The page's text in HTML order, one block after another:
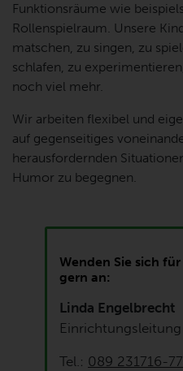
Funktionsräume wie
Rollenspielraum. Unsere
matschen, zu singen, zu
schlafen, zu
noch viel mehr.
Wir arbeiten flexibel und
auf gegenseitiges
herausfordernden
Humor zu begegnen.
Wenden Sie sich
gern an:
Linda Engelbrecht
Einrichtungsleitung
Tel.: 089 231716-